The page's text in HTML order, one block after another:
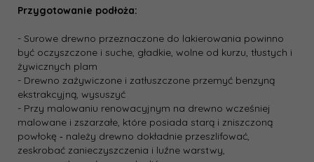
Przygotowanie podłoża:
- Surowe drewno przeznaczone do lakierowania powinno
być oczyszczone i suche, gładkie, wolne od kurzu, tłustych i
żywicznych plam
- Drewno zażywiczone i zatłuszczone przemyć benzyną
ekstrakcyjną, wysuszyć
- Przy malowaniu renowacyjnym na drewno wcześniej
malowane i zszarzałe, które posiada starą i zniszczoną
powłokę ‐ należy drewno dokładnie przeszlifować,
zeskrobać zanieczyszczenia i luźne warstwy,